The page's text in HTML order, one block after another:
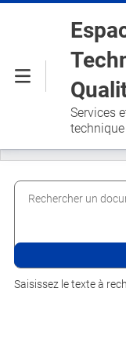
Menu
Services
Rechercher un
Saisissez le texte à